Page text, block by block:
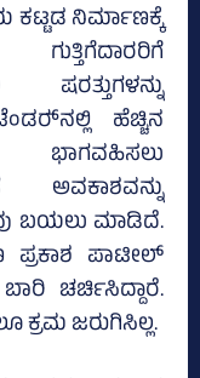
ಕಟ್ಟಡ ನಿರ್ಮಾಣಕ್ಕೆ
ಹೆಚ್ಚಿನ
ಭಾಗವಹಿಸಲು
ಅವಕಾಶವನ್ನು
ಬಯಲು ಮಾಡಿದೆ.
ಪಾಟೀಲ್
ಚರ್ಚಿಸಿದ್ದಾರೆ.
ಕ್ರಮ ಜರುಗಿಸಿಲ್ಲ.